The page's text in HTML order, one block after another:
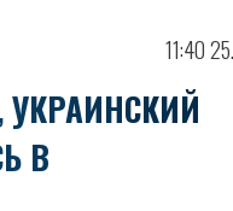
11:40
В